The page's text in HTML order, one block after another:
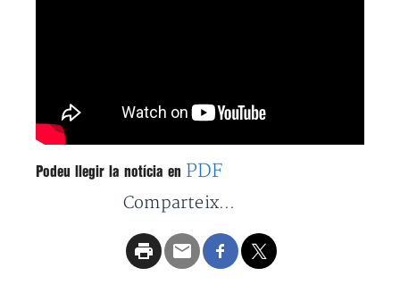
Podeu llegir la notícia en PDF
Comparteix...